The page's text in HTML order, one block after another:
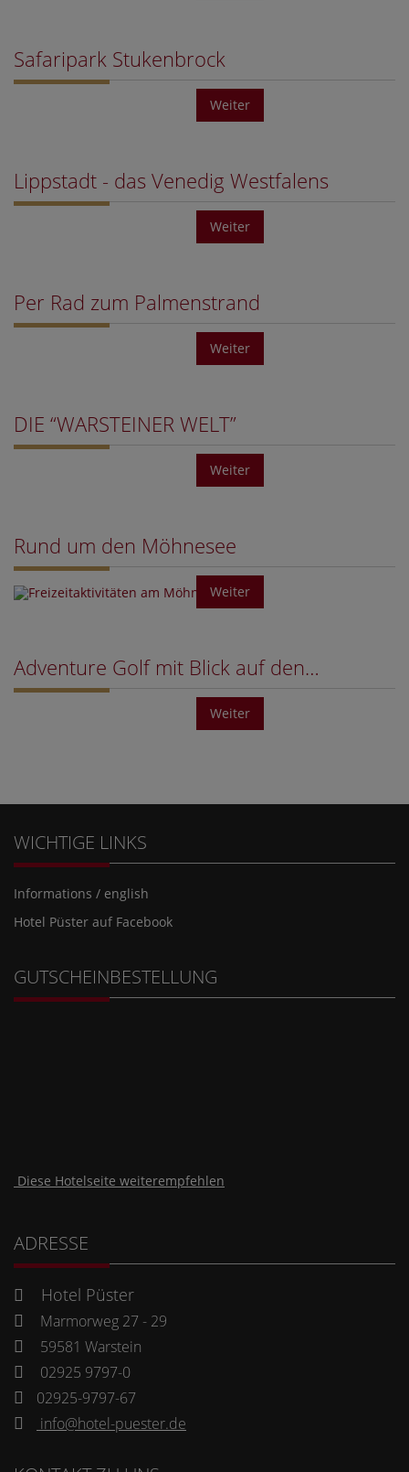
Safaripark Stukenbrock
Weiter
Lippstadt - das Venedig Westfalens
Weiter
Per Rad zum Palmenstrand
Weiter
DIE “WARSTEINER WELT”
Weiter
Rund um den Möhnesee
Weiter
Adventure Golf mit Blick auf den…
Weiter
WICHTIGE LINKS
Informations / english
Hotel Püster auf Facebook
GUTSCHEINBESTELLUNG
Diese Hotelseite weiterempfehlen
ADRESSE
Hotel Püster
Marmorweg 27 - 29
59581 Warstein
02925 9797-0
02925-9797-67
info@hotel-puester.de